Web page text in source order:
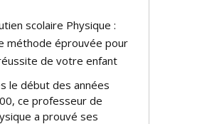
scolaire Physique :
méthode éprouvée pour
de votre enfant
le début des années
ce professeur de
a prouvé ses